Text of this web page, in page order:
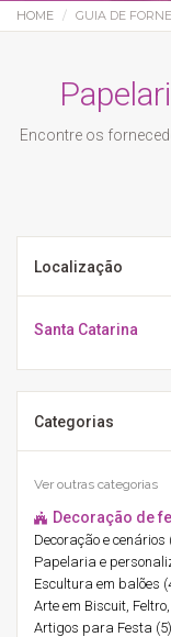
HOME GUIA DE
Encontre os
Localização
Santa Catarina
Categorias
Ver outras categorias
Decoração de
Decoração e cenários
Papelaria e
Escultura em balões
Arte em Biscuit, Feltro,
Artigos para Festa (5)